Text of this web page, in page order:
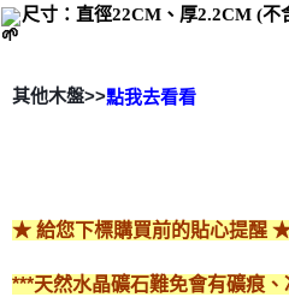
郵局幫你送（離島）
付款後門市自取
尺寸：直徑22CM、厚2.2CM (不
其他木盤>>點我去看看
★ 給您下標購買前的貼心提醒
***天然水晶礦石難免會有礦痕